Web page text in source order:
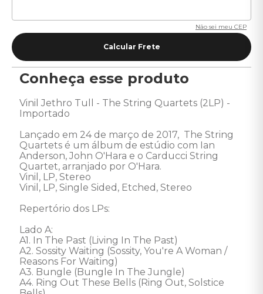
Não sei meu CEP
Conheça esse produto
Vinil Jethro Tull - The String Quartets (2LP) -
Importado
Lançado em 24 de março de 2017,  The String
Quartets é um álbum de estúdio com Ian
Anderson, John O'Hara e o Carducci String
Quartet, arranjado por O'Hara.
Vinil, LP, Stereo
Vinil, LP, Single Sided, Etched, Stereo
Repertório dos LPs:
Lado A:
A1. In The Past (Living In The Past)
A2. Sossity Waiting (Sossity, You're A Woman /
Reasons For Waiting)
A3. Bungle (Bungle In The Jungle)
A4. Ring Out These Bells (Ring Out, Solstice